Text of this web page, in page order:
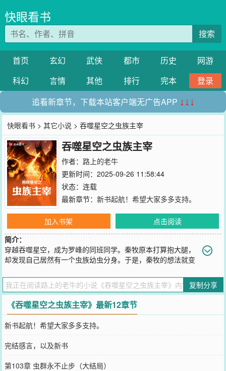
快眼看书
搜索
首页 玄幻 武侠 都市 历史
网游
科幻
言情 其他 排行 完本
登录
追看新章节，下载本站客户端无广告APP ↓↓↓
快眼看书 >其它小说 > 吞噬星空之虫族主宰
吞噬星空之虫族主宰
作者： 路上的老牛
更新时间：2025-09-26 11:58:44
状态：连载
最新章节： 新书起航！希望大家多多支持。
加入书架
点击阅读
简介：
穿越吞噬星空，成为罗峰的同班同学。秦牧原本打算抱大腿，
却发现自己居然有一个虫族幼虫分身。于是，秦牧的想法就变
兽血肉尸骸铸就虫群，冲入星空。加入虚拟宇宙公司，以亿万族群供
养虫群，以亿万虫群供养己身。在血洛世界中崛起，域外战场中绽放
光芒。在无尽的战争与杀伐中升华，成就完美神体，超脱浑源。ps：
主角虫族不是本土虫族，主角是虫群集体意识ps:不抢罗峰机缘，主角
有自己的机缘。ps:个人觉得虫族最擅长的应该是吞噬，进化，变异
等，特别是擅长对各种生物的基因血脉研究，是非常适合走神体路线
的。
您要是觉得《吞噬星空之虫族主宰
和微博微信里的朋友推荐哦！
复制分享
《吞噬星空之虫族主宰》最新12章节
新书起航！希望大家多多支持。
完结感言，以及新书
第103章 虫群永不止步（大结局）